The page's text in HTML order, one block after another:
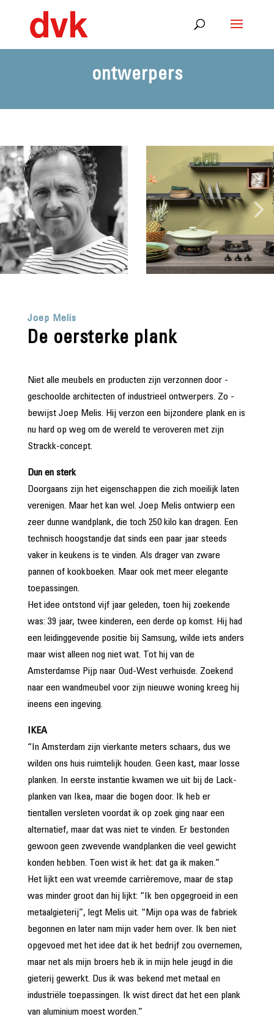
ontwerpers
Joep Melis
De oersterke plank
Niet alle meubels en producten zijn verzonnen door ­
geschoolde architecten of industrieel ontwerpers. Zo ­
bewijst Joep Melis. Hij verzon een bijzondere plank en is
nu hard op weg om de wereld te veroveren met zijn
Strackk-concept.
Dun en sterk
Doorgaans zijn het eigenschappen die zich moeilijk laten
verenigen. Maar het kan wel. Joep Melis ontwierp een
zeer dunne wandplank, die toch 250 kilo kan dragen. Een
technisch hoogstandje dat sinds een paar jaar steeds
vaker in keukens is te vinden. Als drager van zware
pannen of kookboeken. Maar ook met meer elegante
toepassingen.
Het idee ontstond vijf jaar geleden, toen hij zoekende
was: 39 jaar, twee kinderen, een derde op komst. Hij had
een leidinggevende positie bij Samsung, wilde iets anders
maar wist alleen nog niet wat. Tot hij van de
Amsterdamse Pijp naar Oud-West verhuisde. Zoekend
naar een wandmeubel voor zijn nieuwe woning kreeg hij
ineens een ingeving.
IKEA
“In Amsterdam zijn vierkante meters schaars, dus we
wilden ons huis ruimtelijk houden. Geen kast, maar losse
planken. In eerste instantie kwamen we uit bij de Lack-
planken van Ikea, maar die bogen door. Ik heb er
tientallen versleten voordat ik op zoek ging naar een
alternatief, maar dat was niet te vinden. Er bestonden
gewoon geen zwevende wandplanken die veel gewicht
konden hebben. Toen wist ik het: dat ga ik maken.”
Het lijkt een wat vreemde carrièremove, maar de stap
was minder groot dan hij lijkt: “Ik ben opgegroeid in een
metaalgieterij”, legt Melis uit. “Mijn opa was de fabriek
begonnen en later nam mijn vader hem over. Ik ben niet
opgevoed met het idee dat ik het bedrijf zou overnemen,
maar net als mijn broers heb ik in mijn hele jeugd in die
gieterij gewerkt. Dus ik was bekend met metaal en
industriële toepassingen. Ik wist direct dat het een plank
van aluminium moest worden.”